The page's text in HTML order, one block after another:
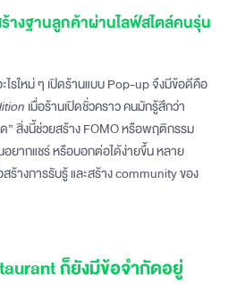
ร้างฐานลูกค้าผ่านไลฟ์สไตล์คนรุ่น
รใหม่ ๆ เปิดร้านแบบ Pop-up จึงมีข้อดีคือ
เมื่อร้านเปิดชั่วคราว คนมักรู้สึกว่า
” สิ่งนี้ช่วยสร้าง FOMO หรือพฤติกรรม
อยากแชร์ หรือบอกต่อได้ง่ายขึ้น หลาย
ร้างการรับรู้ และสร้าง community ของ
ก็ยังมีข้อจำกัดอยู่